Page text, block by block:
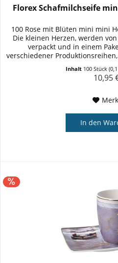
Florex Schafmilchseife
100 Rose mit Blüten mini mini
Die kleinen Herzen, werden
verpackt und in einem
verschiedener
Inhalt 100 Stück
10,95
In den